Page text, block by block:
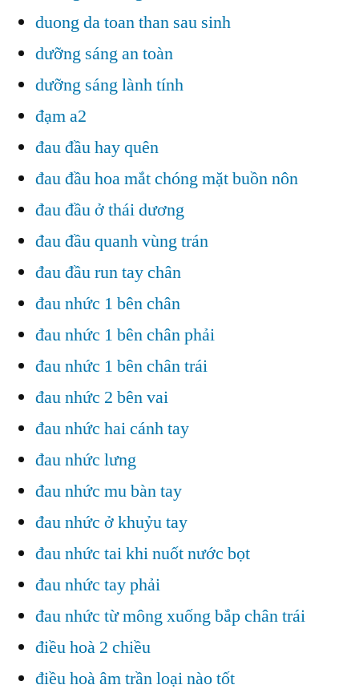
duong da toan than sau sinh
dưỡng sáng an toàn
dưỡng sáng lành tính
đạm a2
đau đầu hay quên
đau đầu hoa mắt chóng mặt buồn nôn
đau đầu ở thái dương
đau đầu quanh vùng trán
đau đầu run tay chân
đau nhức 1 bên chân
đau nhức 1 bên chân phải
đau nhức 1 bên chân trái
đau nhức 2 bên vai
đau nhức hai cánh tay
đau nhức lưng
đau nhức mu bàn tay
đau nhức ở khuỷu tay
đau nhức tai khi nuốt nước bọt
đau nhức tay phải
đau nhức từ mông xuống bắp chân trái
điều hoà 2 chiều
điều hoà âm trần loại nào tốt